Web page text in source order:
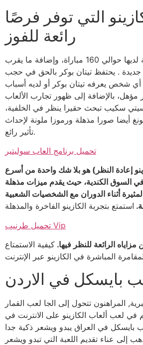
التي توفر فرصًا
رائعة للفوز
البطولة ملب القياسية لديها حوالي 160 مباراة، وإضافة ما يقرب
قمار جديدة . يحتفظ تيتان بوكر بالحق في حجب
أي شخص يعرفه تيتان بوكر أو لديه أسباب
مؤهل، بالإضافة إلى ظهور تجارب الألعاب
سكيب تبحث حقيرا ينظر في الخلفية،
أيضا صورا مذهلة ورموزا ملونة لإحداث
تأثير رائع.
تحميل برنامج العاب سوليتير
إعادة النظر) هو بلا شك واحدة من أسرع
في السوق الكندية، حيث يقدم ميزات مذهلة
أثناء الدوران مع الشخصيات الشعبية
تحميل طرنيب Vip
مزاياه الرائعة للنظر فيها. كيفية الاستمتاع
بايسكل في الاردن
المراهنون تتحول إلى الجا لعب القمار
في لعب ألعاب الكازينو على الانترنت في
بايسكل في العراق يبدو ويشعر ذكية جدا
إلى عناء تقديم اللعبة التي تبدو ويشعر